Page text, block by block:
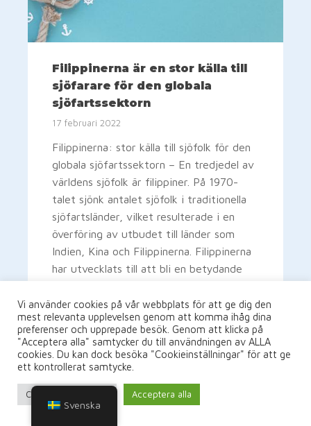
Filippinerna är en stor källa till
sjöfarare för den globala
sjöfartssektorn
17 februari 2022
Filippinerna: stor källa till sjöfolk för den
globala sjöfartssektorn – En tredjedel av
världens sjöfolk är filippiner. På 1970-
talet sjönk antalet sjöfolk i traditionella
sjöfartsländer, vilket resulterade i en
överföring av utbudet till länder som
Indien, Kina och Filippinerna. Filippinerna
har utvecklats till att bli en betydande
LÄS MER
Vi använder cookies på vår webbplats för att ge dig den
mest relevanta upplevelsen genom att komma ihåg dina
preferenser och upprepade besök. Genom att klicka på
"Acceptera alla" samtycker du till användningen av ALLA
cookies. Du kan dock besöka "Cookieinställningar" för att ge
ett kontrollerat samtycke.
Cookie-inställningar Acceptera alla
Svenska